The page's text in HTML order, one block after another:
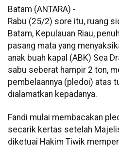
Batam (ANTARA) -
Rabu (25/2) sore itu, ruang
Batam, Kepulauan Riau,
pasang mata yang
anak buah kapal (ABK) Sea
sabu seberat hampir 2 ton,
pembelaannya (pledoi) atas
dialamatkan kepadanya.
Fandi mulai membacakan
secarik kertas setelah
diketuai Hakim Tiwik